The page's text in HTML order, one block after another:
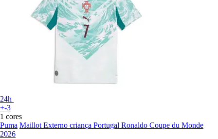
24h
+-3
1 cores
Puma Maillot Externo criança Portugal Ronaldo Coupe du Monde
2026